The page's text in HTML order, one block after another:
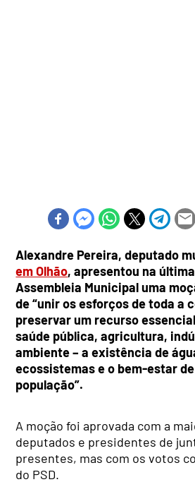
Alexandre Pereira, deputado
em Olhão, apresentou na
Assembleia Municipal uma
de “unir os esforços de toda a
preservar um recurso
saúde pública, agricultura,
ambiente – a existência de
ecossistemas e o bem-estar
população”.
A moção foi aprovada com a
deputados e presidentes de
presentes, mas com os votos
do PSD.